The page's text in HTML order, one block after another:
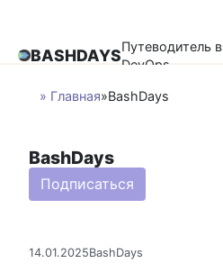
контентуBASHDAYSПутеводитель в
DevOps
» Главная»BashDays
BashDays
Подписаться
14.01.2025BashDays